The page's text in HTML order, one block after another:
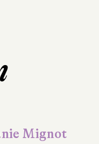
Mignot